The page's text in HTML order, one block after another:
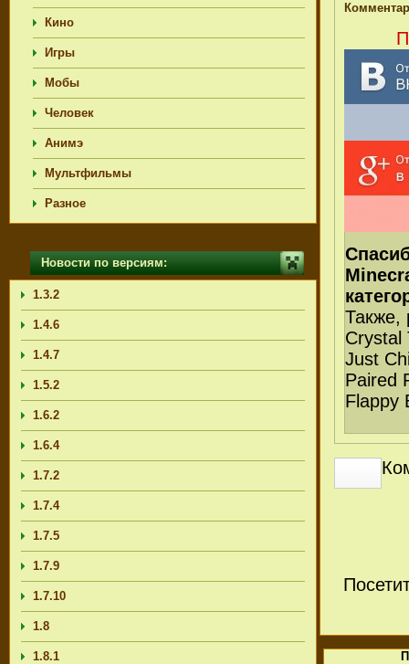
Кино
Игры
Мобы
Человек
Анимэ
Мультфильмы
Разное
Новости по версиям:
1.3.2
1.4.6
1.4.7
1.5.2
1.6.2
1.6.4
1.7.2
1.7.4
1.7.5
1.7.9
1.7.10
1.8
1.8.1
Также,
Crystal
Just
Paired
Flappy